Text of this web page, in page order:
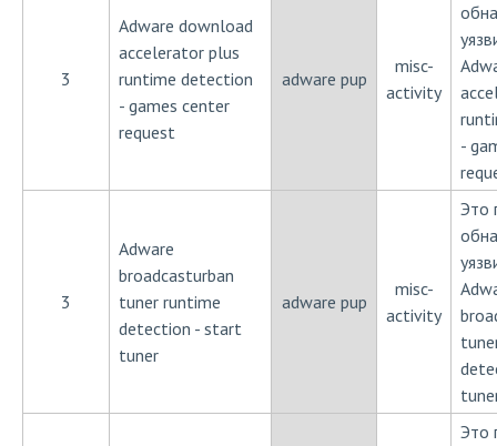
3
Adware download
accelerator plus
runtime detection
- games center
request
adware pup
misc-
activity
-
3
Adware
broadcasturban
tuner runtime
detection - start
tuner
adware pup
misc-
activity
Это
Это